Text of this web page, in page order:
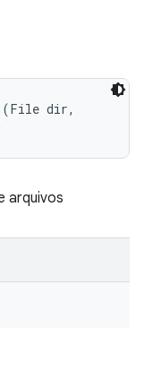
(File dir,
arquivos